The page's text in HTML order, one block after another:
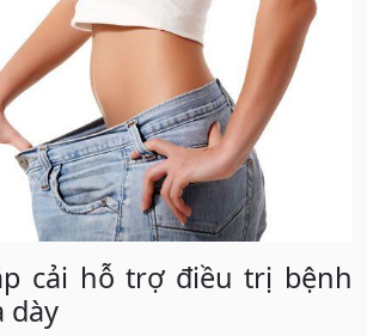
cải hỗ trợ điều trị bệnh
dày